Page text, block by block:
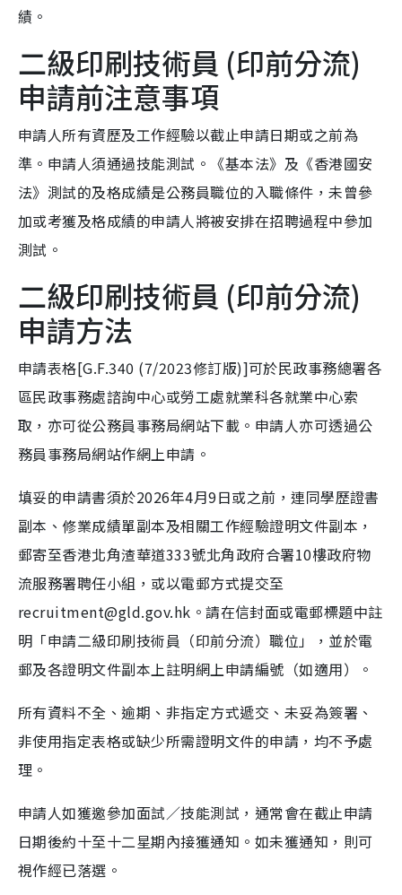
績。
二級印刷技術員 (印前分流)
申請前注意事項
申請人所有資歷及工作經驗以截止申請日期或之前為
準。申請人須通過技能測試。《基本法》及《香港國安
法》測試的及格成績是公務員職位的入職條件，未曾參
加或考獲及格成績的申請人將被安排在招聘過程中參加
測試。
二級印刷技術員 (印前分流)
申請方法
申請表格[G.F.340 (7/2023修訂版)]可於民政事務總署各
區民政事務處諮詢中心或勞工處就業科各就業中心索
取，亦可從公務員事務局網站下載。申請人亦可透過公
務員事務局網站作網上申請。
填妥的申請書須於2026年4月9日或之前，連同學歷證書
副本、修業成績單副本及相關工作經驗證明文件副本，
郵寄至香港北角渣華道333號北角政府合署10樓政府物
流服務署聘任小組，或以電郵方式提交至
recruitment@gld.gov.hk。請在信封面或電郵標題中註
明「申請二級印刷技術員（印前分流）職位」，並於電
郵及各證明文件副本上註明網上申請編號（如適用）。
所有資料不全、逾期、非指定方式遞交、未妥為簽署、
非使用指定表格或缺少所需證明文件的申請，均不予處
理。
申請人如獲邀參加面試／技能測試，通常會在截止申請
日期後約十至十二星期內接獲通知。如未獲通知，則可
視作經已落選。